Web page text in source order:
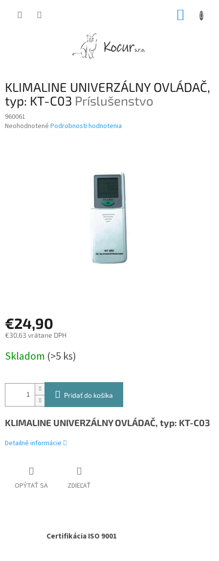
KLIMALINE UNIVERZÁLNY OVLÁDAČ,
typ: KT-C03 Príslušenstvo
960061
Priemerné
Neohodnotené Podrobnosti hodnotenia
€24,90
€30,63 vrátane DPH
cena:
Skladom (>5 ks)
Pridať do košíka
KLIMALINE UNIVERZÁLNY OVLÁDAČ, typ: KT-C03
Detailné informácie
OPÝTAŤ SA ZDIEĽAŤ
Certifikácia ISO 9001